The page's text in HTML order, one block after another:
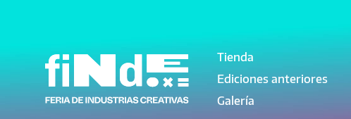
Navegación principal
Tienda
Ediciones anteriores
Galería